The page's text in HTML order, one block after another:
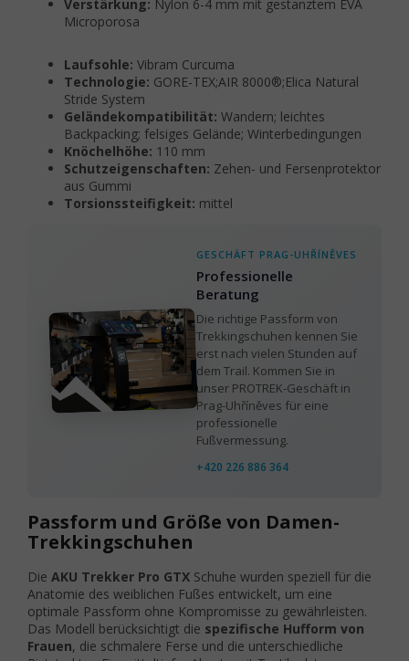
Verstärkung: Nylon 6-4 mm mit gestanztem EVA
Microporosa
Laufsohle: Vibram Curcuma
Technologie: GORE-TEX;AIR 8000®;Elica Natural
Stride System
Geländekompatibilität: Wandern; leichtes
Backpacking; felsiges Gelände; Winterbedingungen
Knöchelhöhe: 110 mm
Schutzeigenschaften: Zehen- und Fersenprotektor
aus Gummi
Torsionssteifigkeit: mittel
GESCHÄFT PRAG-UHŘÍNĚVES
Professionelle
Beratung
Die richtige Passform von
Trekkingschuhen kennen Sie
erst nach vielen Stunden auf
dem Trail. Kommen Sie in
unser PROTREK-Geschäft in
Prag-Uhříněves für eine
professionelle
Fußvermessung.
+420 226 886 364
Passform und Größe von Damen-
Trekkingschuhen
Die AKU Trekker Pro GTX Schuhe wurden speziell für die
Anatomie des weiblichen Fußes entwickelt, um eine
optimale Passform ohne Kompromisse zu gewährleisten.
Das Modell berücksichtigt die spezifische Hufform von
Frauen, die schmalere Ferse und die unterschiedliche